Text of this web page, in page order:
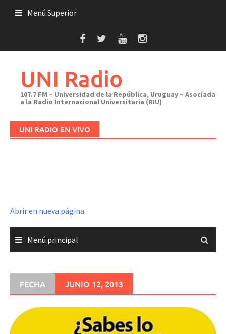
Menú Superior
UNI Radio
107.7 FM – Universidad de la República, Uruguay – Asociada
a la Radio Internacional Universitaria (RIU)
UNI RADIO EN VIVO
Abrir en nueva página
Menú principal
FECHA JUNIO 12, 2013